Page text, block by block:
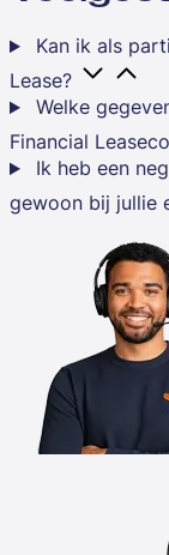
Kan ik als
Lease?
Welke
Financial
Ik heb een
gewoon bij jullie